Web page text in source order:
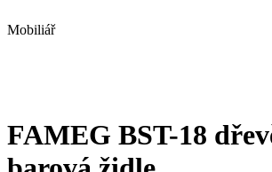
Mobiliář
FAMEG BST-18